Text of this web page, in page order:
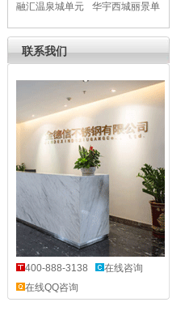
融汇温泉城单元
门
华宇西城丽景单
元门
联系我们
400-888-3138
在线咨询
在线QQ咨询